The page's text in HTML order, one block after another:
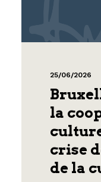
25/06/2026
la
crise
de la